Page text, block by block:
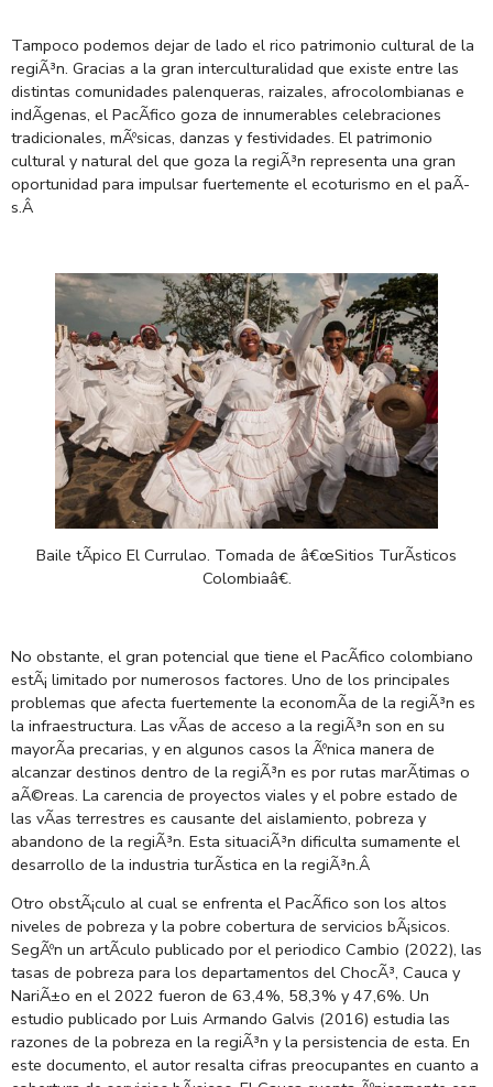
Tampoco podemos dejar de lado el rico patrimonio cultural de la
regiÃ³n. Gracias a la gran interculturalidad que existe entre las
distintas comunidades palenqueras, raizales, afrocolombianas e
indÃ­genas, el PacÃ­fico goza de innumerables celebraciones
tradicionales, mÃºsicas, danzas y festividades. El patrimonio
cultural y natural del que goza la regiÃ³n representa una gran
oportunidad para impulsar fuertemente el ecoturismo en el paÃ­
s.Â
Baile tÃ­pico El Currulao. Tomada de â€œSitios TurÃ­sticos
Colombiaâ€.
No obstante, el gran potencial que tiene el PacÃ­fico colombiano
estÃ¡ limitado por numerosos factores. Uno de los principales
problemas que afecta fuertemente la economÃ­a de la regiÃ³n es
la infraestructura. Las vÃ­as de acceso a la regiÃ³n son en su
mayorÃ­a precarias, y en algunos casos la Ãºnica manera de
alcanzar destinos dentro de la regiÃ³n es por rutas marÃ­timas o
aÃ©reas. La carencia de proyectos viales y el pobre estado de
las vÃ­as terrestres es causante del aislamiento, pobreza y
abandono de la regiÃ³n. Esta situaciÃ³n dificulta sumamente el
desarrollo de la industria turÃ­stica en la regiÃ³n.Â
Otro obstÃ¡culo al cual se enfrenta el PacÃ­fico son los altos
niveles de pobreza y la pobre cobertura de servicios bÃ¡sicos.
SegÃºn un artÃ­culo publicado por el periodico Cambio (2022), las
tasas de pobreza para los departamentos del ChocÃ³, Cauca y
NariÃ±o en el 2022 fueron de 63,4%, 58,3% y 47,6%. Un
estudio publicado por Luis Armando Galvis (2016) estudia las
razones de la pobreza en la regiÃ³n y la persistencia de esta. En
este documento, el autor resalta cifras preocupantes en cuanto a